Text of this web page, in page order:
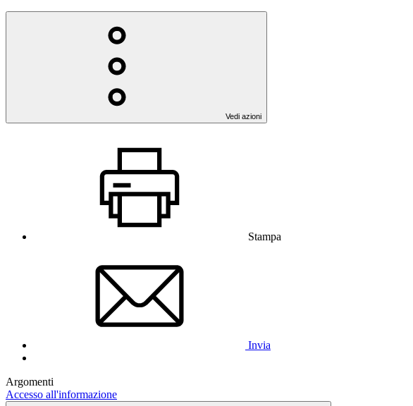
Vedi azioni
Stampa
Invia
Argomenti
Accesso all'informazione